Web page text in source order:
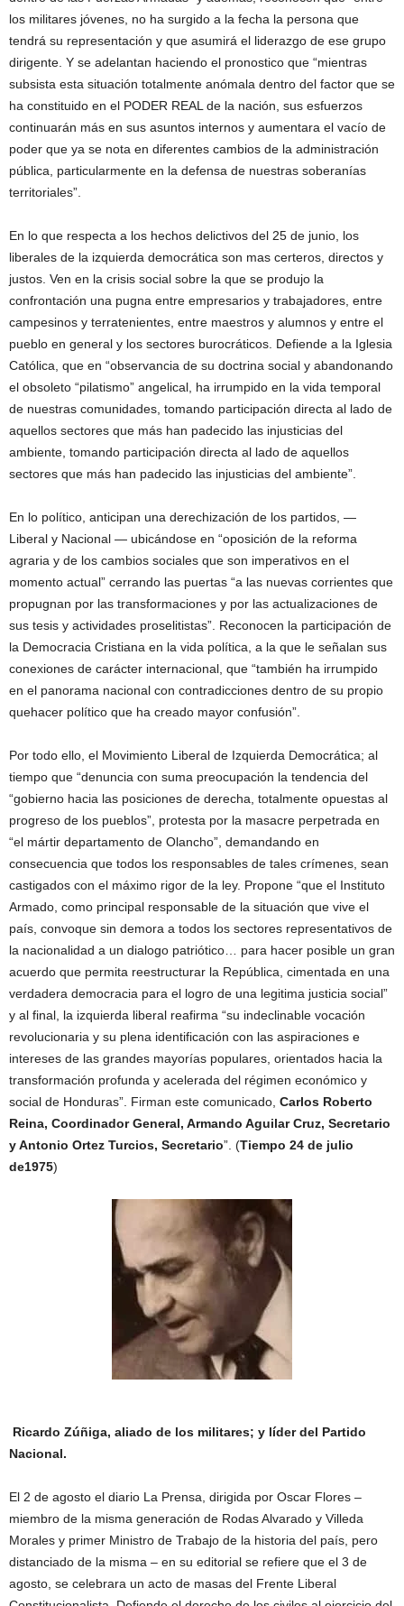
los militares jóvenes, no ha surgido a la fecha la persona que
tendrá su representación y que asumirá el liderazgo de ese grupo
dirigente. Y se adelantan haciendo el pronostico que “mientras
subsista esta situación totalmente anómala dentro del factor que se
ha constituido en el PODER REAL de la nación, sus esfuerzos
continuarán más en sus asuntos internos y aumentara el vacío de
poder que ya se nota en diferentes cambios de la administración
pública, particularmente en la defensa de nuestras soberanías
territoriales”.
En lo que respecta a los hechos delictivos del 25 de junio, los
liberales de la izquierda democrática son mas certeros, directos y
justos. Ven en la crisis social sobre la que se produjo la
confrontación una pugna entre empresarios y trabajadores, entre
campesinos y terratenientes, entre maestros y alumnos y entre el
pueblo en general y los sectores burocráticos. Defiende a la Iglesia
Católica, que en “observancia de su doctrina social y abandonando
el obsoleto “pilatismo” angelical, ha irrumpido en la vida temporal
de nuestras comunidades, tomando participación directa al lado de
aquellos sectores que más han padecido las injusticias del
ambiente, tomando participación directa al lado de aquellos
sectores que más han padecido las injusticias del ambiente”.
En lo político, anticipan una derechización de los partidos, —
Liberal y Nacional — ubicándose en “oposición de la reforma
agraria y de los cambios sociales que son imperativos en el
momento actual” cerrando las puertas “a las nuevas corrientes que
propugnan por las transformaciones y por las actualizaciones de
sus tesis y actividades proselitistas”. Reconocen la participación de
la Democracia Cristiana en la vida política, a la que le señalan sus
conexiones de carácter internacional, que “también ha irrumpido
en el panorama nacional con contradicciones dentro de su propio
quehacer político que ha creado mayor confusión”.
Por todo ello, el Movimiento Liberal de Izquierda Democrática; al
tiempo que “denuncia con suma preocupación la tendencia del
“gobierno hacia las posiciones de derecha, totalmente opuestas al
progreso de los pueblos”, protesta por la masacre perpetrada en
“el mártir departamento de Olancho”, demandando en
consecuencia que todos los responsables de tales crímenes, sean
castigados con el máximo rigor de la ley. Propone “que el Instituto
Armado, como principal responsable de la situación que vive el
país, convoque sin demora a todos los sectores representativos de
la nacionalidad a un dialogo patriótico… para hacer posible un gran
acuerdo que permita reestructurar la República, cimentada en una
verdadera democracia para el logro de una legitima justicia social”
y al final, la izquierda liberal reafirma “su indeclinable vocación
revolucionaria y su plena identificación con las aspiraciones e
intereses de las grandes mayorías populares, orientados hacia la
transformación profunda y acelerada del régimen económico y
social de Honduras”. Firman este comunicado, Carlos Roberto
Reina, Coordinador General, Armando Aguilar Cruz, Secretario
y Antonio Ortez Turcios, Secretario”. (Tiempo 24 de julio
de1975)
Ricardo Zúñiga, aliado de los militares; y líder del Partido
Nacional.
El 2 de agosto el diario La Prensa, dirigida por Oscar Flores –
miembro de la misma generación de Rodas Alvarado y Villeda
Morales y primer Ministro de Trabajo de la historia del país, pero
distanciado de la misma – en su editorial se refiere que el 3 de
agosto, se celebrara un acto de masas del Frente Liberal